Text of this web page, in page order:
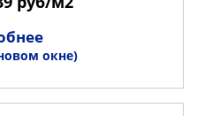
окне)